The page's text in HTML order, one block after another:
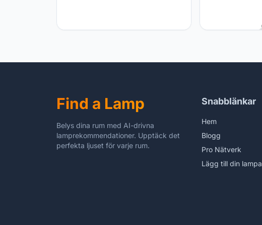
Find a Lamp
Belys dina rum med AI-drivna
lamprekommendationer. Upptäck det
perfekta ljuset för varje rum.
Snabblänkar
Hem
Blogg
Pro Nätverk
Lägg till din lampa